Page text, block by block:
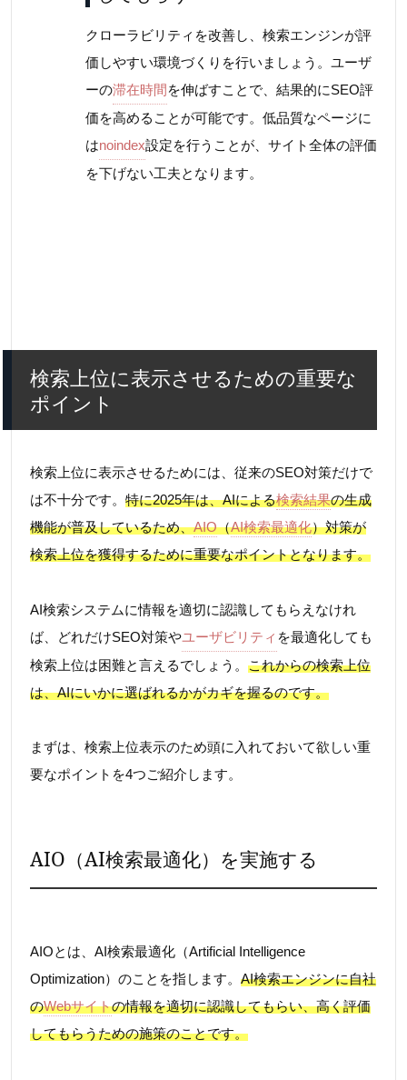
クローラビリティを改善し、検索エンジンが評
価しやすい環境づくりを行いましょう。ユーザ
ーの滞在時間を伸ばすことで、結果的にSEO評
価を高めることが可能です。低品質なページに
はnoindex設定を行うことが、サイト全体の評価
を下げない工夫となります。
検索上位に表示させるための重要な
ポイント
検索上位に表示させるためには、従来のSEO対策だけで
は不十分です。 特に2025年は、AIによる検索結果の生成
機能が普及しているため、AIO（AI検索最適化）対策が
検索上位を獲得するために重要なポイントとなります。
AI検索システムに情報を適切に認識してもらえなけれ
ば、どれだけSEO対策やユーザビリティ を最適化しても
検索上位は困難と言えるでしょう。 これからの検索上位
は、AIにいかに選ばれるかがカギを握るのです。
まずは、検索上位表示のため頭に入れておいて欲しい重
要なポイントを4つご紹介します。
AIO（AI検索最適化）を実施する
AIOとは、AI検索最適化（Artificial Intelligence
Optimization）のことを指します。 AI検索エンジンに自社
のWebサイトの情報を適切に認識してもらい、高く評価
してもらうための施策のことです。